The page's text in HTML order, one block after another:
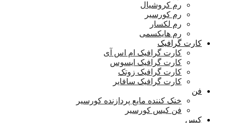
رم کروشیال
رم کورسیر
رم لکسار
رم هایکسمی
کارت گرافیک
کارت گرافیک ام اس آی
کارت گرافیک ایسوس
کارت گرافیک زوتک
کارت گرافیک سافایر
فن
خنک کننده مایع پردازنده کورسیر
فن کیس کورسیر
کیس